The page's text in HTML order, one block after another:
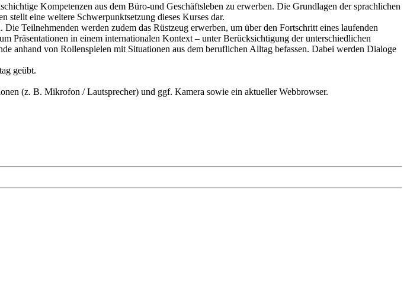
Kompetenzen aus dem Büro-und Geschäftsleben zu erwerben. Die Grundlagen der sprachlichen
eine weitere Schwerpunktsetzung dieses Kurses dar.
Teilnehmenden werden zudem das Rüstzeug erwerben, um über den Fortschritt eines laufenden
Präsentationen in einem internationalen Kontext – unter Berücksichtigung der unterschiedlichen
anhand von Rollenspielen mit Situationen aus dem beruflichen Alltag befassen. Dabei werden Dialoge
geübt.
(z. B. Mikrofon / Lautsprecher) und ggf. Kamera sowie ein aktueller Webbrowser.